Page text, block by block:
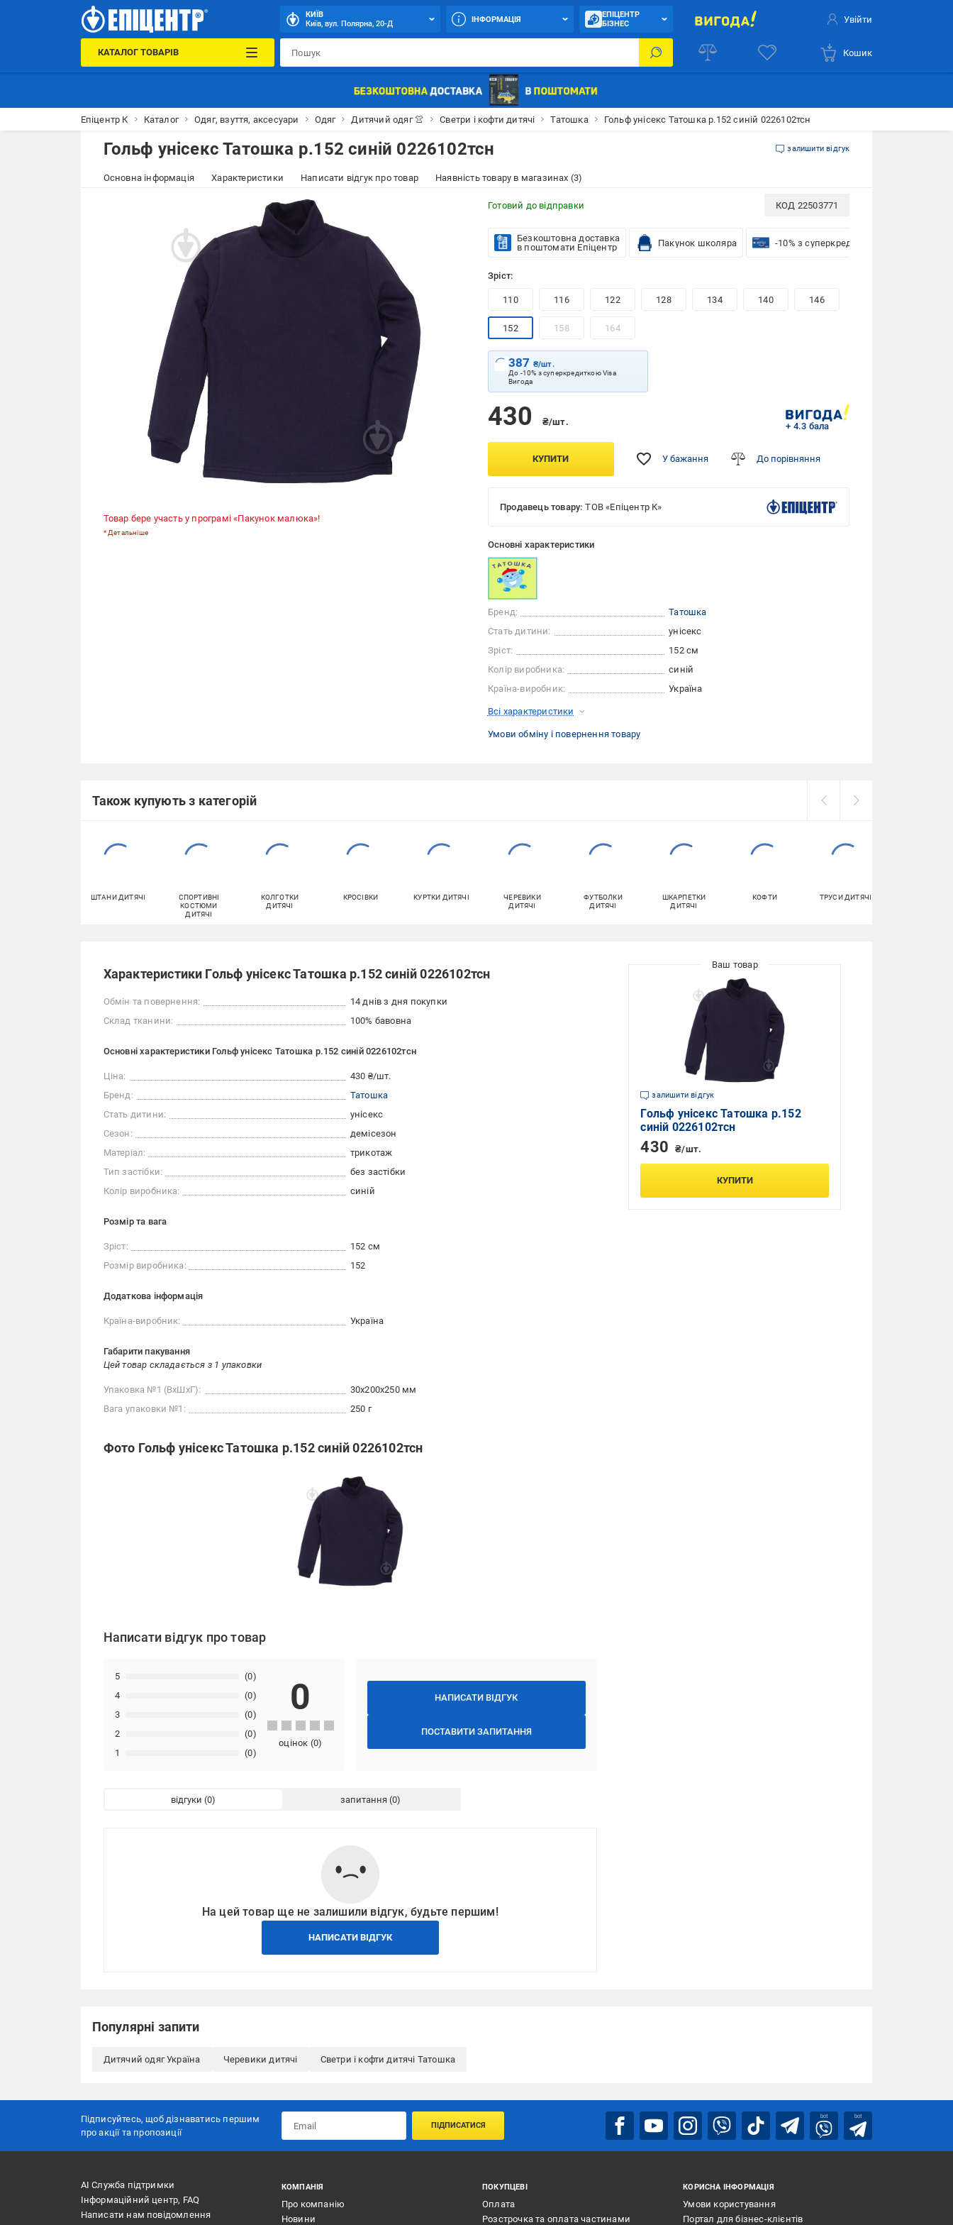
КИЇВ
Київ, вул. Полярна, 20-Д
ІНФОРМАЦІЯ
ЕПІЦЕНТР
БІЗНЕС
Увійти
КАТАЛОГ ТОВАРІВ Кошик
Епіцентр К Каталог Одяг, взуття, аксесуари Одяг Дитячий одяг 👚 Светри і кофти дитячі Татошка Гольф унісекс Татошка р.152 синій 0226102тсн
Гольф унісекс Татошка р.152 синій 0226102тсн залишити відгук
Основна інформація Характеристики Написати відгук про товар Наявність товару в магазинах (3)
Товар бере участь у програмі «Пакунок малюка»!
*Детальніше
Готовий до відправки КОД 22503771
Безкоштовна доставка
в поштомати Епіцентр
Пакунок школяра -10% з суперкредиткою VISA Вигода
Зріст:
110 116 122 128 134 140 146
152 158 164
387 ₴/шт.
До -10% з суперкредиткою Visa
Вигода
430 ₴/шт. + 4.3 бала
КУПИТИ У бажання До порівняння
Продавець товару: ТОВ «Епіцентр К»
Основні характеристики
Бренд:
Татошка
Стать дитини:
унісекс
Зріст:
152 см
Колір виробника:
синій
Країна-виробник:
Україна
Всі характеристики
Умови обміну і повернення товару
Також купують з категорій
ШТАНИ ДИТЯЧІ
СПОРТИВНІ
КОСТЮМИ
ДИТЯЧІ
КОЛГОТКИ
ДИТЯЧІ
КРОСІВКИ КУРТКИ ДИТЯЧІ
ЧЕРЕВИКИ
ДИТЯЧІ
ФУТБОЛКИ
ДИТЯЧІ
ШКАРПЕТКИ
ДИТЯЧІ
КОФТИ ТРУСИ ДИТЯЧІ
Характеристики Гольф унісекс Татошка р.152 синій 0226102тсн
Обмін та повернення:
14 днів з дня покупки
Склад тканини:
100% бавовна
Основні характеристики Гольф унісекс Татошка р.152 синій 0226102тсн
Ціна:
430 ₴/шт.
Бренд:
Татошка
Стать дитини:
унісекс
Сезон:
демісезон
Матеріал:
трикотаж
Тип застібки:
без застібки
Колір виробника:
синій
Розмір та вага
Зріст:
152 см
Розмір виробника:
152
Додаткова інформація
Країна-виробник: Україна
Габарити пакування
Цей товар складається з 1 упаковки
Упаковка №1 (ВхШхГ):
30x200x250 мм
Вага упаковки №1:
250 г
Фото Гольф унісекс Татошка р.152 синій 0226102тсн
Написати відгук про товар
НАПИСАТИ ВІДГУК
ПОСТАВИТИ ЗАПИТАННЯ
1 (0)
2 (0)
3 (0)
4 (0)
5 (0)
0
оцінок (0)
відгуки запитання
На цей товар ще не залишили відгук, будьте першим!
НАПИСАТИ ВІДГУК
залишити відгук
Гольф унісекс Татошка р.152
синій 0226102тсн
430 ₴/шт.
КУПИТИ
Популярні запити
Дитячий одяг Україна Черевики дитячі Светри і кофти дитячі Татошка
Підписуйтесь, щоб дізнаватись першим
про акції та пропозиції
ПІДПИСАТИСЯ
bot bot
АІ Служба підтримки
Інформаційний центр, FAQ
Написати нам повідомлення
КОМПАНІЯ
Про компанію
Новини
ПОКУПЦЕВІ
Оплата
Розстрочка та оплата частинами
КОРИСНА ІНФОРМАЦІЯ
Умови користування
Портал для бізнес-клієнтів